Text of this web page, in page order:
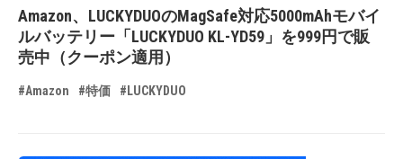
Amazon、LUCKYDUOのMagSafe対応5000mAhモバイ
ルバッテリー「LUCKYDUO KL-YD59」を999円で販
売中（クーポン適用）
#Amazon #特価 #LUCKYDUO